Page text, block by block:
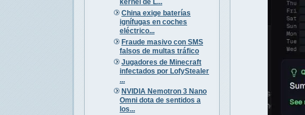
China exige baterías
ignífugas en coches
eléctrico...
Fraude masivo con SMS
falsos de multas tráfico
Jugadores de Minecraft
infectados por LofyStealer
...
NVIDIA Nemotron 3 Nano
Omni dota de sentidos a
los...